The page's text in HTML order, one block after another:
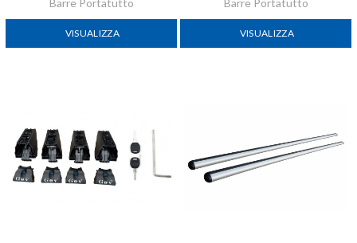
Barre Portatutto
VISUALIZZA
Barre Portatutto
VISUALIZZA